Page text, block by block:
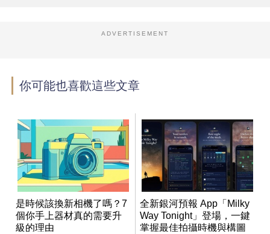
ADVERTISEMENT
你可能也喜歡這些文章
是時候該換新相機了嗎？7
個你手上器材真的需要升
級的理由
全新銀河預報 App「Milky
Way Tonight」登場，一鍵
掌握最佳拍攝時機與構圖